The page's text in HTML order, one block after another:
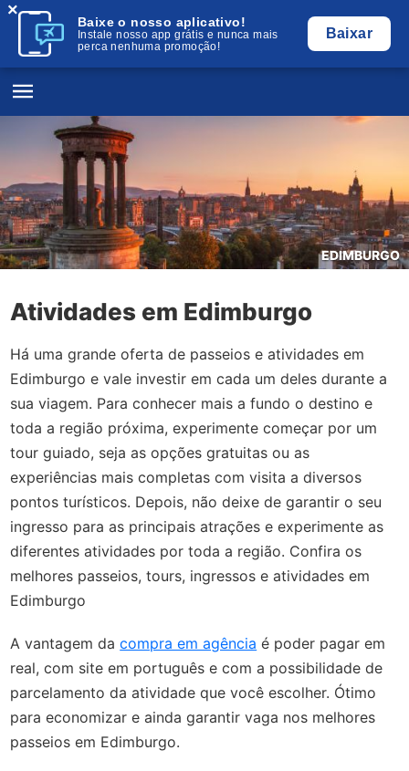
Baixe o nosso aplicativo!
Instale nosso app grátis e nunca mais
perca nenhuma promoção!
Baixar
×
EDIMBURGO
Atividades em Edimburgo
Há uma grande oferta de passeios e atividades em
Edimburgo e vale investir em cada um deles durante a
sua viagem. Para conhecer mais a fundo o destino e
toda a região próxima, experimente começar por um
tour guiado, seja as opções gratuitas ou as
experiências mais completas com visita a diversos
pontos turísticos. Depois, não deixe de garantir o seu
ingresso para as principais atrações e experimente as
diferentes atividades por toda a região. Confira os
melhores passeios, tours, ingressos e atividades em
Edimburgo
A vantagem dacompra em agência é poder pagar em
real, com site em português e com a possibilidade de
parcelamento da atividade que você escolher. Ótimo
para economizar e ainda garantir vaga nos melhores
passeios em Edimburgo.